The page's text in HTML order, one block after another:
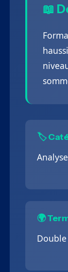
📖
🏷️
🌍